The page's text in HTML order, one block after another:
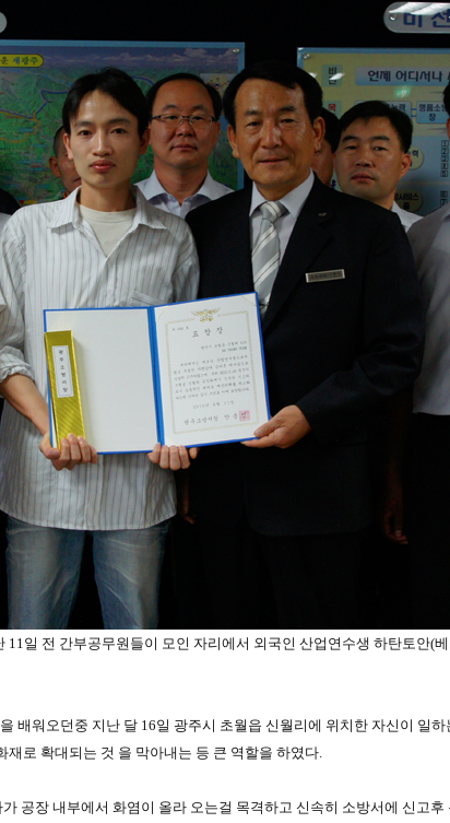
일 전 간부공무원들이 모인 자리에서 외국인 산업연수생 하탄토안(
배워오던중 지난 달 16일 광주시 초월읍 신월리에 위치한 자신이 일하
로 확대되는 것 을 막아내는 등 큰 역할을 하였다.
공장 내부에서 화염이 올라 오는걸 목격하고 신속히 소방서에 신고후